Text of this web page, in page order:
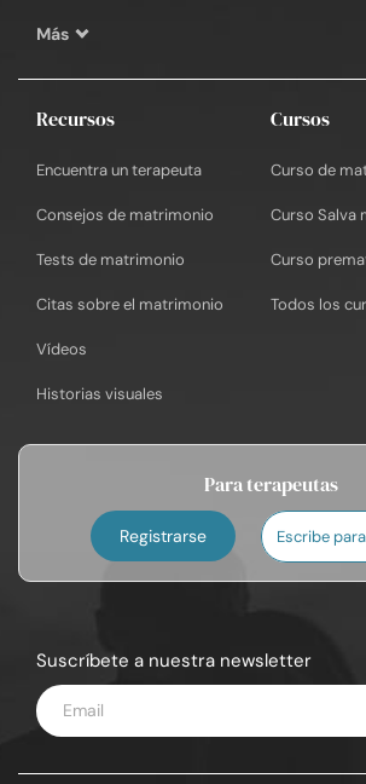
Más
Recursos
Encuentra un terapeuta
Consejos de matrimonio
Tests de matrimonio
Citas sobre el matrimonio
Vídeos
Historias visuales
Cursos
Curso de
Curso Salva
Curso
Todos los
Para terapeutas
Registrarse Escribe
Suscríbete a nuestra newsletter
Introduce
tu